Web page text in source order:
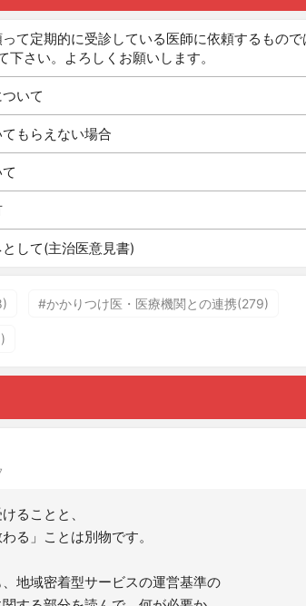
て定期的に受診している医師に依頼するもので
下さい。よろしくお願いします。
いて
もらえない場合
して(主治医意見書)
#かかりつけ医・医療機関との連携(279)
ることと、
る」ことは別物です。
地域密着型サービスの運営基準の